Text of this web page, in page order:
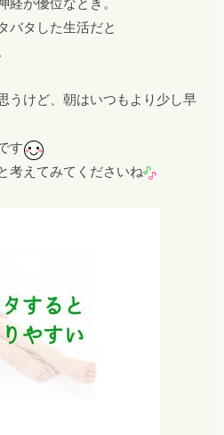
経が優位なとき。
バタした生活だと
うけど、朝はいつもより少し早
す
考えてみてくださいね